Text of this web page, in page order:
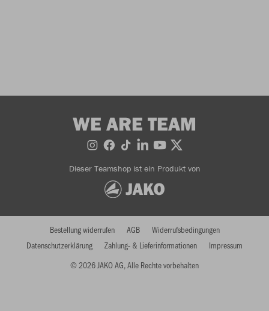
WE ARE TEAM
Dieser Teamshop ist ein Produkt von
© 2026 JAKO AG, Alle Rechte vorbehalten
Bestellung widerrufen AGB
Widerrufsbedingungen
Datenschutzerklärung
Zahlung- & Lieferinformationen Impressum